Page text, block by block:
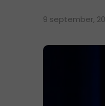
9 september,